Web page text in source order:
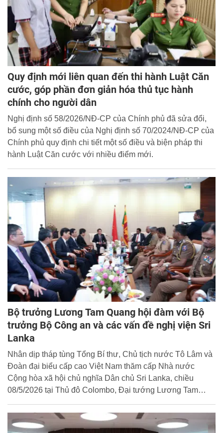
Quy định mới liên quan đến thi hành Luật Căn
cước, góp phần đơn giản hóa thủ tục hành
chính cho người dân
Nghị định số 58/2026/NĐ-CP của Chính phủ đã sửa đổi,
bổ sung một số điều của Nghị định số 70/2024/NĐ-CP của
Chính phủ quy định chi tiết một số điều và biện pháp thi
hành Luật Căn cước với nhiều điểm mới.
Bộ trưởng Lương Tam Quang hội đàm với Bộ
trưởng Bộ Công an và các vấn đề nghị viện Sri
Lanka
Nhân dịp tháp tùng Tổng Bí thư, Chủ tịch nước Tô Lâm và
Đoàn đại biểu cấp cao Việt Nam thăm cấp Nhà nước
Cộng hòa xã hội chủ nghĩa Dân chủ Sri Lanka, chiều
08/5/2026 tại Thủ đô Colombo, Đại tướng Lương Tam
Nam đã hội đàm với ngài A-nan-đa Uy-giê-pa-la (Ananda
Wijepala), Bộ trưởng Bộ Công an và các vấn đề nghị viện